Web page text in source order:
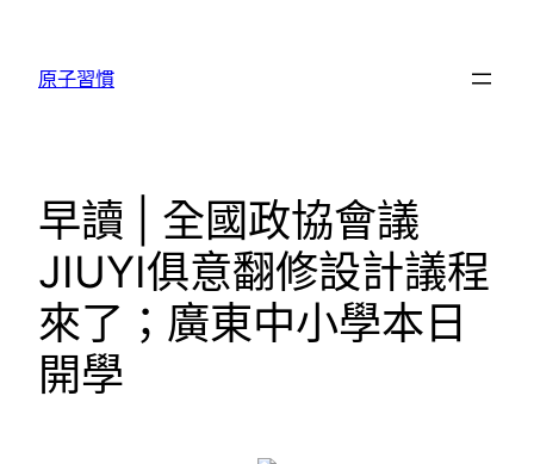
原子習慣
早讀 | 全國政協會議
JIUYI俱意翻修設計議程
來了；廣東中小學本日
開學